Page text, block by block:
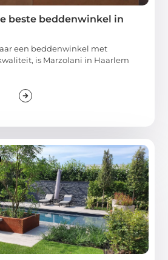
beste beddenwinkel in
een beddenwinkel met
is Marzolani in Haarlem